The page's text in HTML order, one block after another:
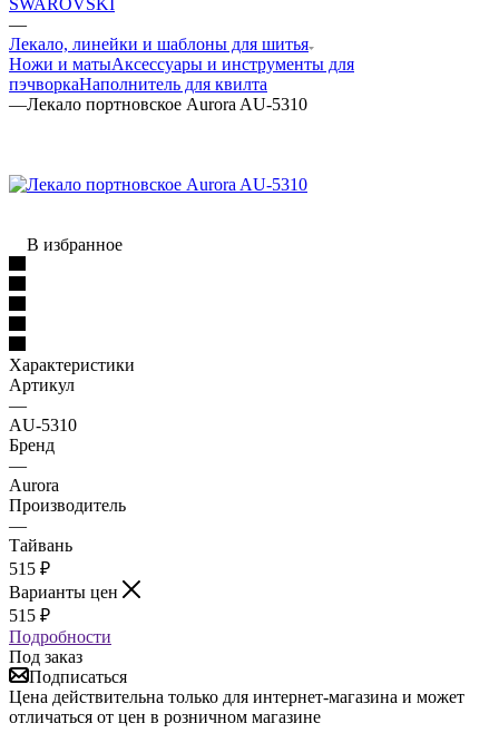
—
Лекало, линейки и шаблоны для шитья
Ножи и матыАксессуары и инструменты для
пэчворкаНаполнитель для квилта
—Лекало портновское Aurora AU-5310
В избранное
Характеристики
Артикул
—
AU-5310
Бренд
—
Aurora
Производитель
—
Тайвань
515 ₽
Варианты цен
515 ₽
Подробности
Под заказ
Подписаться
Цена действительна только для интернет-магазина и может
отличаться от цен в розничном магазине